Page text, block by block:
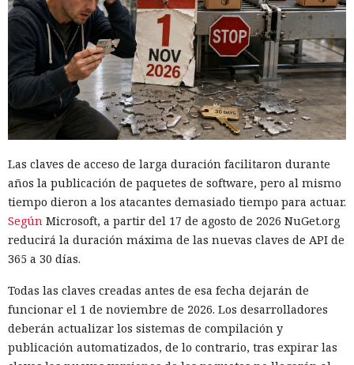
Las claves de acceso de larga duración facilitaron durante
años la publicación de paquetes de software, pero al mismo
tiempo dieron a los atacantes demasiado tiempo para actuar.
Según Microsoft, a partir del 17 de agosto de 2026 NuGet.org
reducirá la duración máxima de las nuevas claves de API de
365 a 30 días.
Todas las claves creadas antes de esa fecha dejarán de
funcionar el 1 de noviembre de 2026. Los desarrolladores
deberán actualizar los sistemas de compilación y
publicación automatizados, de lo contrario, tras expirar las